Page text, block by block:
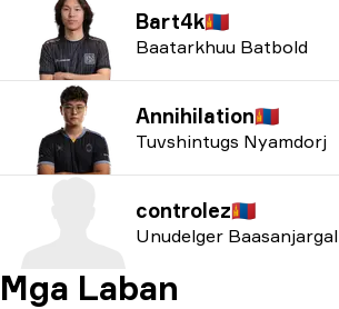
Bart4k🇲🇳
Baatarkhuu Batbold
Annihilation🇲🇳
Tuvshintugs Nyamdorj
controlez🇲🇳
Unudelger Baasanjargal
Mga Laban